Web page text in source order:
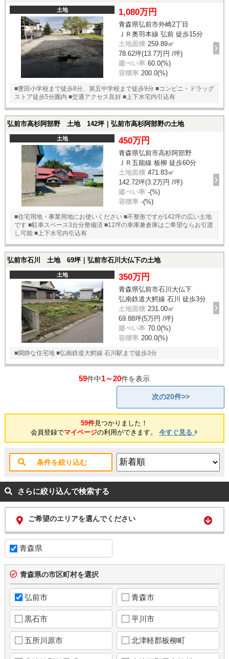
土地 1,080万円
青森県弘前市外崎2丁目
ＪＲ奥羽本線 弘前 徒歩15分
土地面積 259.89㎡
78.62坪(13.7万円 /坪)
建ぺい率 60.0(%)
容積率 200.0(%)
■豊田小学校まで徒歩8分、第五中学校まで徒歩9分 ■コンビニ・ドラッグ
ストア徒歩5分圏内 ■交通アクセス良好 ■上下水宅内引込有
弘前市高杉阿部野 土地 142坪｜弘前市高杉阿部野の土地
土地 450万円
青森県弘前市高杉阿部野
ＪＲ五能線 板柳 徒歩60分
土地面積 471.83㎡
142.72坪(3.2万円 /坪)
建ぺい率 -(%)
容積率 -(%)
■住宅用地・事業用地にお使いください ■不整形ですが142坪の広い土地
です ■駐車スペース3台分整備済 ■12坪の車庫兼倉庫はご希望ならお引渡
し可能 ■上下水宅内引込有
弘前市石川 土地 69坪｜弘前市石川大仏下の土地
土地 350万円
青森県弘前市石川大仏下
弘南鉄道大鰐線 石川 徒歩3分
土地面積 231.00㎡
69.88坪(5万円 /坪)
建ぺい率 70.0(%)
容積率 200.0(%)
■閑静な住宅地 ■弘南鉄道大鰐線 石川駅まで徒歩3分
59件中1～20件を表示
次の20件>>
59件見つかりました！
会員登録でマイページの利用ができます。今すぐ見る
条件を絞り込む
さらに絞り込んで検索する
ご希望のエリアを選んでください
青森県
青森県の市区町村を選択
弘前市 青森市
黒石市 平川市
五所川原市 北津軽郡板柳町